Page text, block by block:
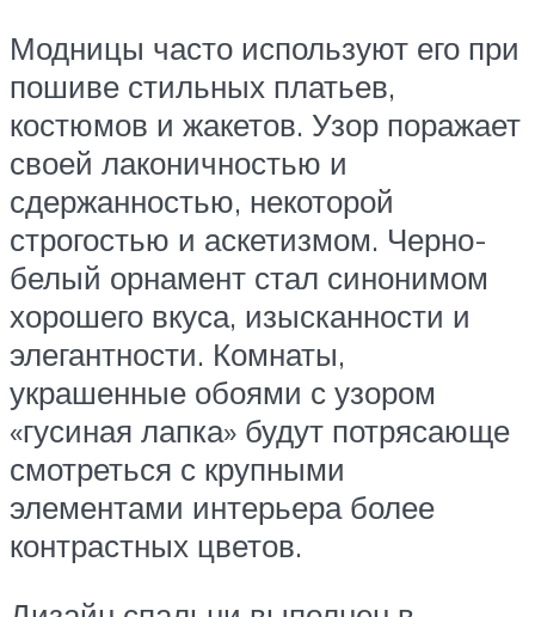
Модницы часто используют его при
пошиве стильных платьев,
костюмов и жакетов. Узор поражает
своей лаконичностью и
сдержанностью, некоторой
строгостью и аскетизмом. Черно-
белый орнамент стал синонимом
хорошего вкуса, изысканности и
элегантности. Комнаты,
украшенные обоями с узором
«гусиная лапка» будут потрясающе
смотреться с крупными
элементами интерьера более
контрастных цветов.